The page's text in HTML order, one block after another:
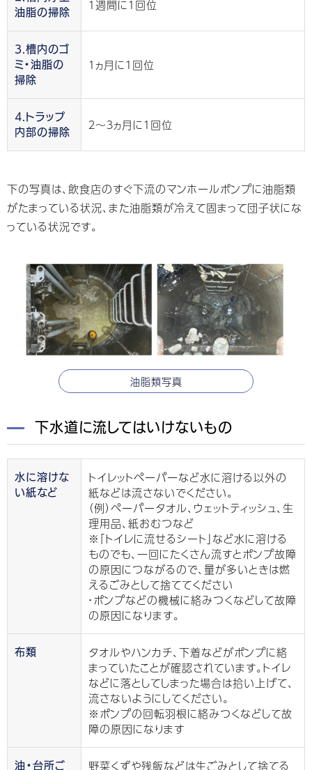
油脂の掃除
１週間に１回位
3.槽内のゴ
ミ・油脂の
掃除
１ヵ月に１回位
4.トラップ
内部の掃除
２～３ヵ月に１回位
下の写真は、飲食店のすぐ下流のマンホールポンプに油脂類
がたまっている状況、また油脂類が冷えて固まって団子状にな
っている状況です。
油脂類写真
下水道に流してはいけないもの
水に溶けな
い紙など
トイレットペーパーなど水に溶ける以外の
紙などは流さないでください。
（例）ペーパータオル、ウェットティッシュ、生
理用品、紙おむつなど
※「トイレに流せるシート」など水に溶ける
ものでも、一回にたくさん流すとポンプ故障
の原因につながるので、量が多いときは燃
えるごみとして捨ててください
・ポンプなどの機械に絡みつくなどして故障
の原因になります。
布類
タオルやハンカチ、下着などがポンプに絡
まっていたことが確認されています。トイレ
などに落としてしまった場合は拾い上げて、
流さないようにしてください。
※ポンプの回転羽根に絡みつくなどして故
障の原因になります
油・台所ご
野菜くずや残飯などは生ごみとして捨てる